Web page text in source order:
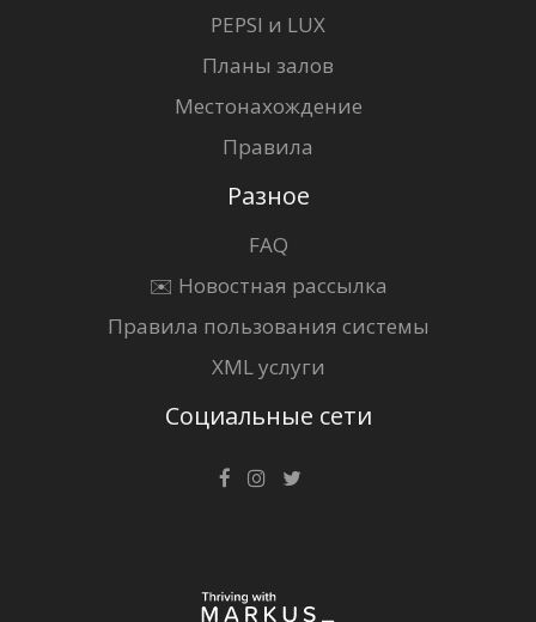
PEPSI и LUX
Планы залов
Местонахождение
Правила
Разное
FAQ
✉️ Новостная рассылка
Правила пользования системы
XML услуги
Социальные сети